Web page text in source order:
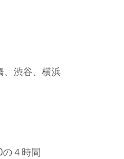
、渋谷、横浜
４時間